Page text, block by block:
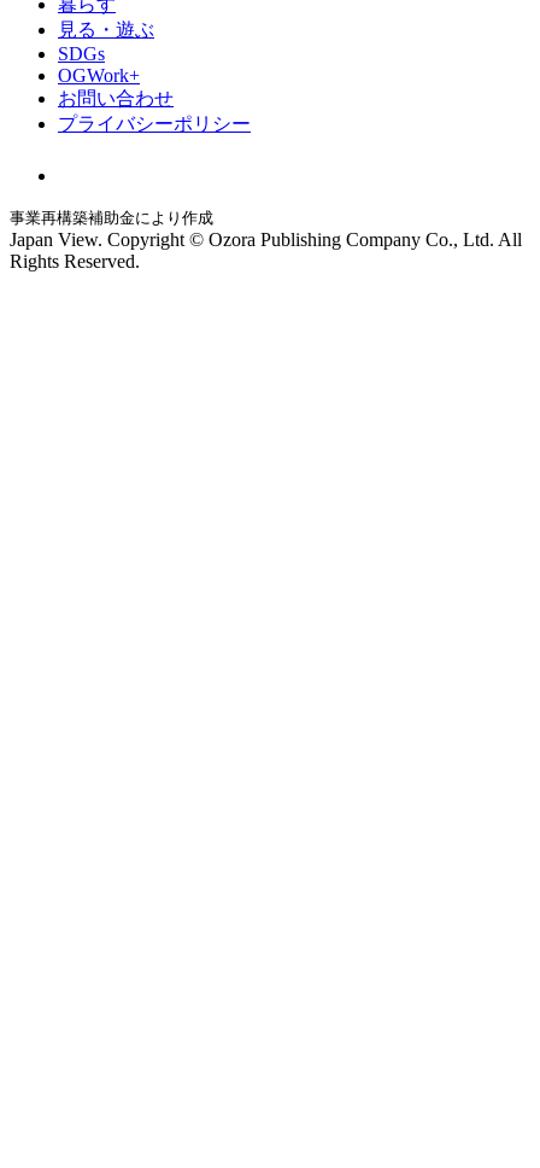
見る・遊ぶ
SDGs
OGWork+
お問い合わせ
プライバシーポリシー
事業再構築補助金により作成
Japan View. Copyright © Ozora Publishing Company Co., Ltd. All
Rights Reserved.